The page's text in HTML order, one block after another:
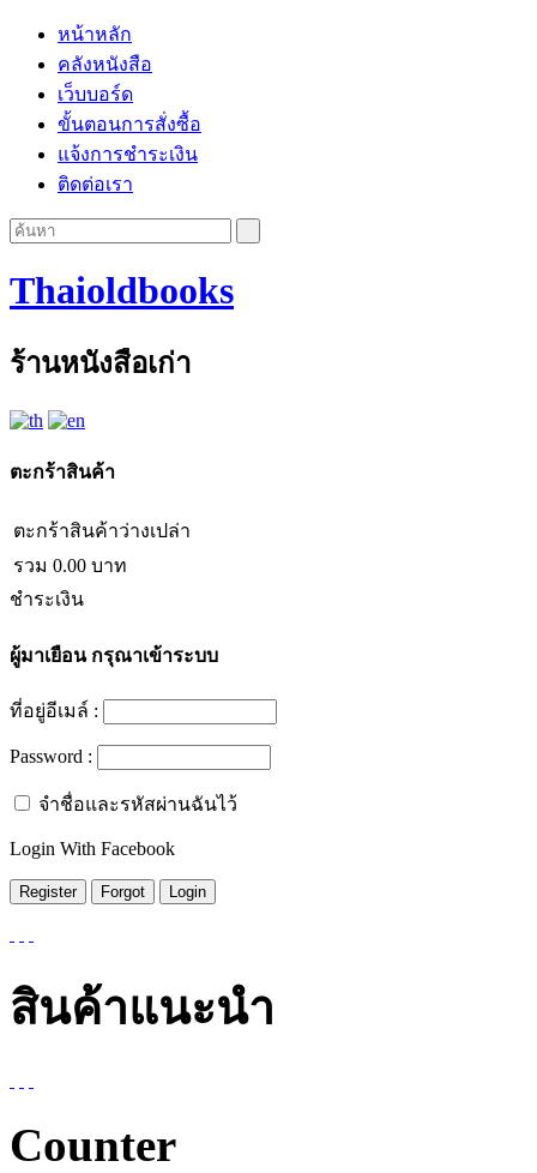
หน้าหลัก
คลังหนังสือ
เว็บบอร์ด
ขั้นตอนการสั่งซื้อ
แจ้งการชำระเงิน
ติดต่อเรา
Thaioldbooks
ร้านหนังสือเก่า
ตะกร้าสินค้า
ตะกร้าสินค้าว่างเปล่า
รวม 0.00 บาท
ชำระเงิน
ผู้มาเยือนกรุณาเข้าระบบ
ที่อยู่อีเมล์ :
Password :
จำชื่อและรหัสผ่านฉันไว้
Login With Facebook
สินค้าแนะนำ
Counter